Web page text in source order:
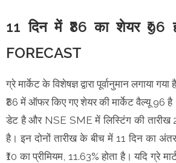
11 दिन में ₹86 का शेयर ₹96
FORECAST
ग्रे मार्केट के विशेषज्ञ द्वारा पूर्वानुमान लगाया
₹86 में ऑफर किए गए शेयर की मार्केट वैल्यू 96
डेट है और NSE SME में लिस्टिंग की तारीख
है। इन दोनों तारीख के बीच में 11 दिन का
₹10 का प्रीमियम, 11.63% होता है। यदि ग्रे